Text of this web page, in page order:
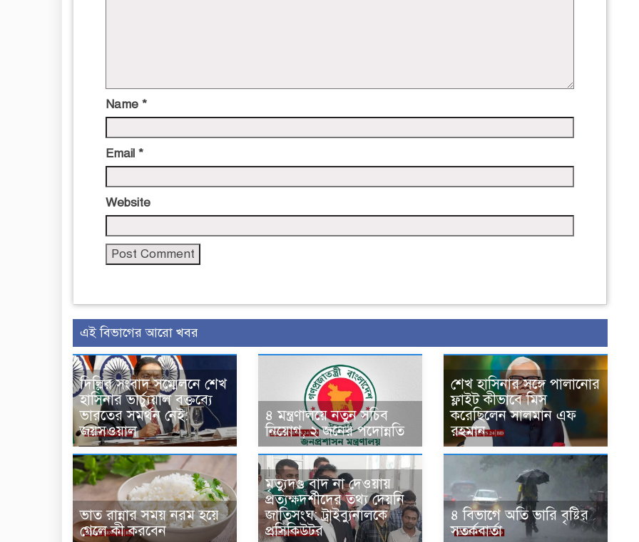
Name *
Email *
Website
এই বিভাগের আরো খবর
দিল্লির সংবাদ সম্মেলনে শেখ
হাসিনার ভার্চ্যুয়াল বক্তব্যে
ভারতের সমর্থন নেই:
জয়সওয়াল
৪ মন্ত্রণালয়ে নতুন সচিব
নিয়োগ, ২ জনের পদোন্নতি
শেখ হাসিনার সঙ্গে পালানোর
ফ্লাইট কীভাবে মিস
করেছিলেন সালমান এফ
রহমান
ভাত রান্নার সময় নরম হয়ে
গেলে কী করবেন
মৃত্যুদণ্ড বাদ না দেওয়ায়
প্রত্যক্ষদর্শীদের তথ্য দেয়নি
জাতিসংঘ: ট্রাইব্যুনালকে
প্রসিকিউটর
৪ বিভাগে অতি ভারি বৃষ্টির
সতর্কবার্তা